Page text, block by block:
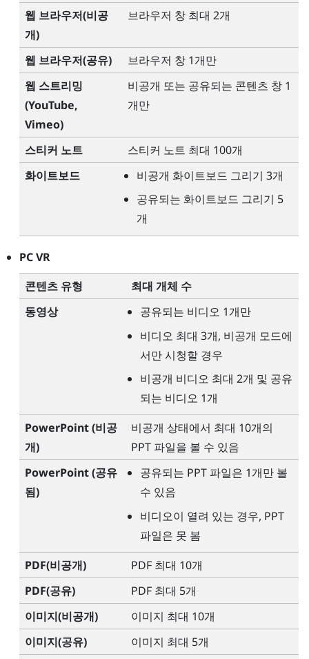
웹 브라우저(비공
개)
브라우저 창 최대 2개
웹 브라우저(공유)
브라우저 창 1개만
웹 스트리밍
(YouTube,
Vimeo)
비공개 또는 공유되는 콘텐츠 창 1
개만
스티커 노트
스티커 노트 최대 100개
화이트보드
비공개 화이트보드 그리기 3개
공유되는 화이트보드 그리기 5
개
PC VR
콘텐츠 유형
최대 개체 수
동영상
공유되는 비디오 1개만
비디오 최대 3개, 비공개 모드에
서만 시청할 경우
비공개 비디오 최대 2개 및 공유
되는 비디오 1개
PowerPoint(비공
개)
비공개 상태에서 최대 10개의
PPT 파일을 볼 수 있음
PowerPoint(공유
됨)
공유되는 PPT 파일은 1개만 볼
수 있음
비디오이 열려 있는 경우, PPT
파일은 못 봄
PDF(비공개)
PDF 최대 10개
PDF(공유)
PDF 최대 5개
이미지(비공개)
이미지 최대 10개
이미지(공유)
이미지 최대 5개